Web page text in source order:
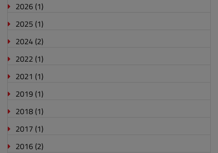
2026 (1)
2025 (1)
2024 (2)
2022 (1)
2021 (1)
2019 (1)
2018 (1)
2017 (1)
2016 (2)